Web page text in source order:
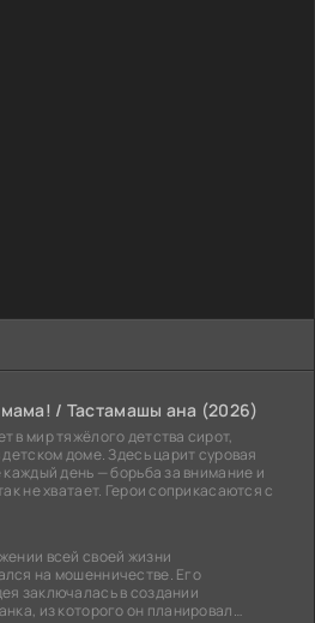
/ Тастамашы ана (2026)
в мир тяжёлого детства сирот,
детском доме. Здесь царит суровая
каждый день — борьба за внимание и
не хватает. Герои соприкасаются с
всей своей жизни
на мошенничестве. Его
заключалась в создании
из которого он планировал